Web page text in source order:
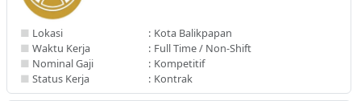
■ Lokasi : Kota Balikpapan
■ Waktu Kerja : Full Time / Non-Shift
■ Nominal Gaji : Kompetitif
■ Status Kerja : Kontrak